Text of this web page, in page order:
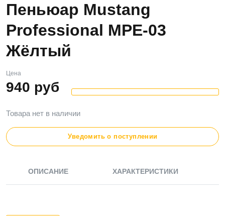
Пеньюар Mustang
Professional MPE-03
Жёлтый
Цена
940 руб
Товара нет в наличии
Уведомить о поступлении
ОПИСАНИЕ ХАРАКТЕРИСТИКИ